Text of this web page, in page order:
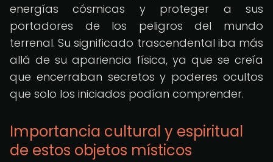
energías cósmicas y proteger a sus
portadores de los peligros del mundo
terrenal. Su significado trascendental iba más
allá de su apariencia física, ya que se creía
que encerraban secretos y poderes ocultos
que solo los iniciados podían comprender.
Importancia cultural y espiritual
de estos objetos místicos